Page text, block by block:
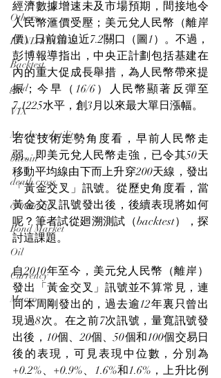
Others
FUND FLOWS
Backtest
gold
VIX
Market volatility
bitcoin
death cross
commodity
Bond Market
Oil
Currency
Macro
經濟數據增速未及市場預期，間接地令
人民幣滙價受壓；美元兌人民幣（離岸
價）日前曾迫近7.2關口（圖1）。不過，
彭博報導指出，中央正計劃包括基建在
內的重大促成長舉措，為人民幣帶來提
振；今早（16/6）人民幣顯著反彈至
7.1225水平，創3月以來最大單日漲幅。
若從技術走勢角度看，早前人民幣走
弱、即美元兌人民幣走強，已令其50天
移動平均線由下而上升穿200天線，發出
「黃金交叉」訊號。從歷史角度看，當
黃金交叉訊號發出後，後續表現將如何
呢？筆者試從廻溯測試（backtest），探
討這課題。
自2010年至今，美元兌人民幣（離岸）
發出「黃金交叉」訊號並不算常見，連
同本周剛發出的，過去逾12年裏只曾出
現過8次。在之前7次訊號，量寬訊號發
出後，10個、20個、50個和100個交易日
後的表現，可見表現中位數，分別為
+0.2%、+0.9%、1.6%和1.6%，上升比例